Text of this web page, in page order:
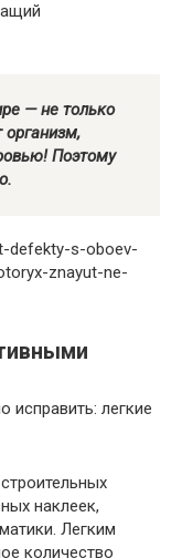
— не только
организм,
Поэтому
defekty-s-oboev-
znayut-ne-
наклеек,
Легким
количество